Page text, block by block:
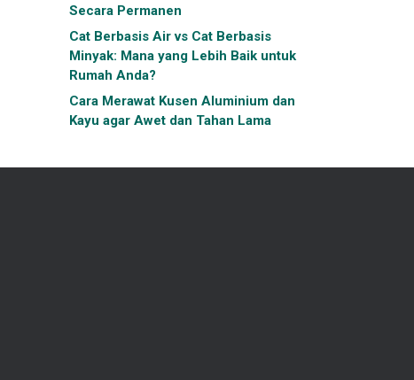
Secara Permanen
Cat Berbasis Air vs Cat Berbasis
Minyak: Mana yang Lebih Baik untuk
Rumah Anda?
Cara Merawat Kusen Aluminium dan
Kayu agar Awet dan Tahan Lama